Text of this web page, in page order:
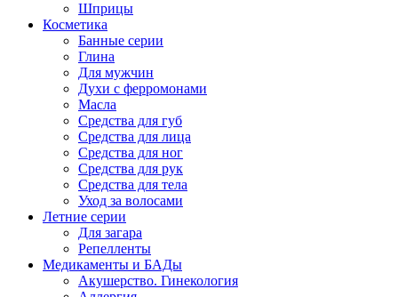
Шприцы
Косметика
Банные серии
Глина
Для мужчин
Духи с ферромонами
Масла
Средства для губ
Средства для лица
Средства для ног
Средства для рук
Средства для тела
Уход за волосами
Летние серии
Для загара
Репелленты
Медикаменты и БАДы
Акушерство. Гинекология